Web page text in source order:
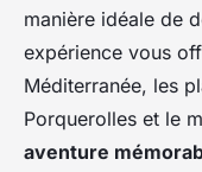
manière idéale de
expérience vous
Méditerranée, les
Porquerolles et le
aventure